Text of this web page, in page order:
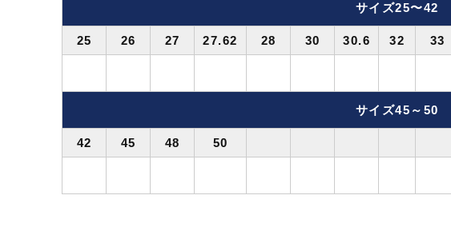
サイズ25〜42
25 26 27 27.62 28 30 30.6 32 33
サイズ45～50
42 45 48 50